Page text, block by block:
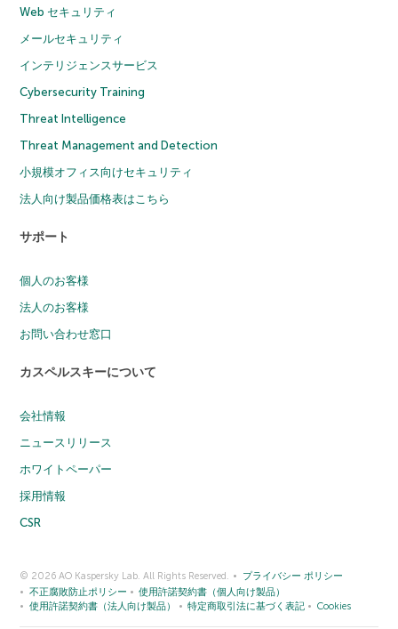
Web セキュリティ
メールセキュリティ
インテリジェンスサービス
Cybersecurity Training
Threat Intelligence
Threat Management and Detection
小規模オフィス向けセキュリティ
法人向け製品価格表はこちら
サポート
個人のお客様
法人のお客様
お問い合わせ窓口
カスペルスキーについて
会社情報
ニュースリリース
ホワイトペーパー
採用情報
CSR
© 2026 AO Kaspersky Lab. All Rights Reserved.
プライバシー ポリシー
不正腐敗防止ポリシー
使用許諾契約書（個人向け製品）
使用許諾契約書（法人向け製品）
特定商取引法に基づく表記 Cookies